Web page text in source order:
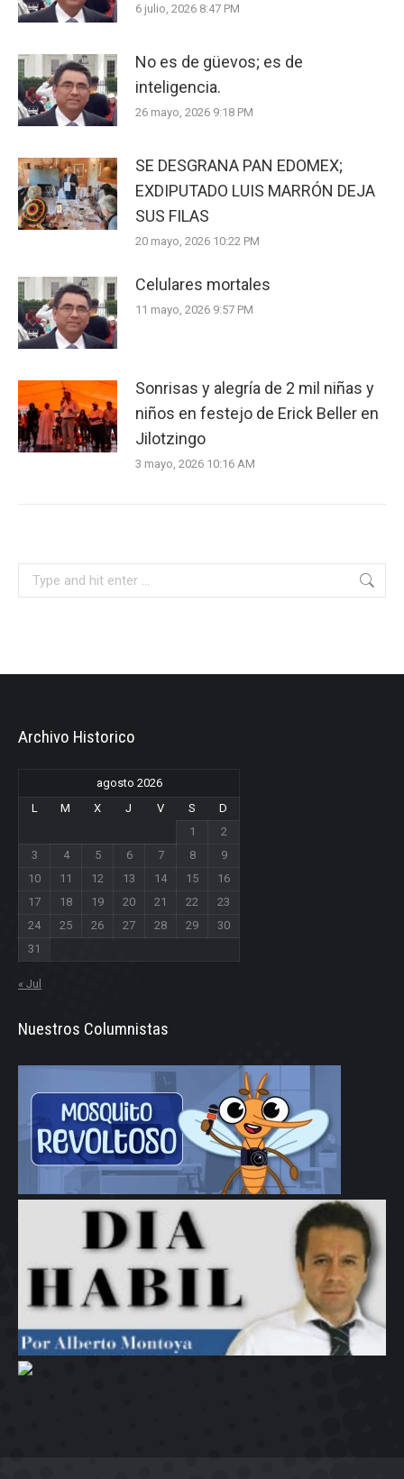
6 julio, 2026 8:47 PM
No es de güevos; es de
inteligencia.
26 mayo, 2026 9:18 PM
SE DESGRANA PAN EDOMEX;
EXDIPUTADO LUIS MARRÓN DEJA
SUS FILAS
20 mayo, 2026 10:22 PM
Celulares mortales
11 mayo, 2026 9:57 PM
Sonrisas y alegría de 2 mil niñas y
niños en festejo de Erick Beller en
Jilotzingo
3 mayo, 2026 10:16 AM
Archivo Historico
agosto 2026
L
M X J V S
D
1
2
3
4 5 6 7 8
9
10
11 12 13 14 15
16
17
18 19 20 21 22
23
24
25 26 27 28 29
30
31
« Jul
Nuestros Columnistas